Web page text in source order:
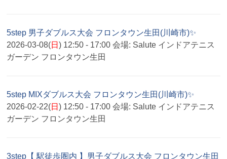
5step 男子ダブルス大会 フロンタウン生田(川崎市)✨
2026-03-08(日 ) 12:50 - 17:00会場: Salute インドアテニス
ガーデン フロンタウン生田
5step MIXダブルス大会 フロンタウン生田(川崎市)✨
2026-02-22(日 ) 12:50 - 17:00会場: Salute インドアテニス
ガーデン フロンタウン生田
3step【 駅徒歩圏内 】男子ダブルス大会 フロンタウン生田